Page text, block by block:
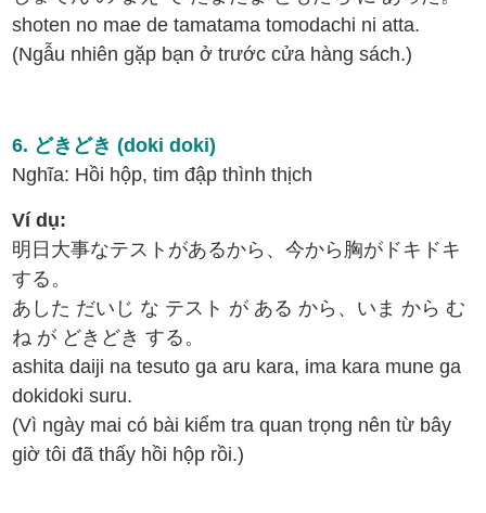
shoten no mae de tamatama tomodachi ni atta.
(Ngẫu nhiên gặp bạn ở trước cửa hàng sách.)
6. どきどき (doki doki)
Nghĩa: Hồi hộp, tim đập thình thịch
Ví dụ:
明日大事なテストがあるから、今から胸がドキドキ
する。
あした だいじ な テスト が ある から、いま から む
ね が どきどき する。
ashita daiji na tesuto ga aru kara, ima kara mune ga
dokidoki suru.
(Vì ngày mai có bài kiểm tra quan trọng nên từ bây
giờ tôi đã thấy hồi hộp rồi.)